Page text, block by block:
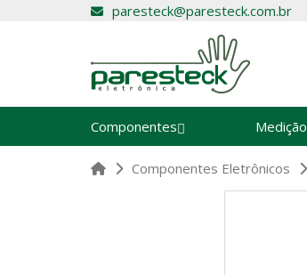
paresteck@paresteck.com.br
Componentes Medição
Componentes Eletrônicos